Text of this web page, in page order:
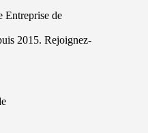
Entreprise de
2015. Rejoignez-